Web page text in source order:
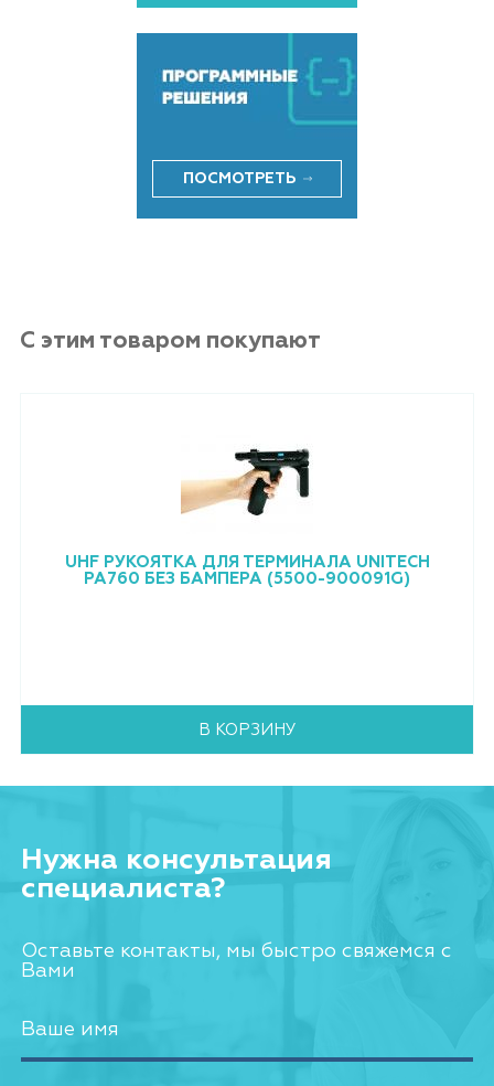
ПОСМОТРЕТЬ
С этим товаром покупают
UHF РУКОЯТКА ДЛЯ ТЕРМИНАЛА UNITECH
PA760 БЕЗ БАМПЕРА (5500-900091G)
В КОРЗИНУ
Нужна консультация
специалиста?
Оставьте контакты, мы быстро свяжемся с
Вами